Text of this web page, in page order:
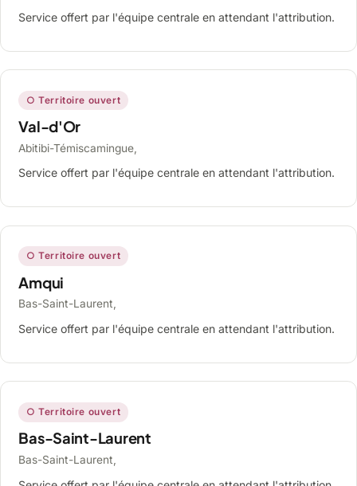
Service offert par l'équipe centrale en attendant l'attribution.
○ Territoire ouvert
Val-d'Or
Abitibi-Témiscamingue,
Service offert par l'équipe centrale en attendant l'attribution.
○ Territoire ouvert
Amqui
Bas-Saint-Laurent,
Service offert par l'équipe centrale en attendant l'attribution.
○ Territoire ouvert
Bas-Saint-Laurent
Bas-Saint-Laurent,